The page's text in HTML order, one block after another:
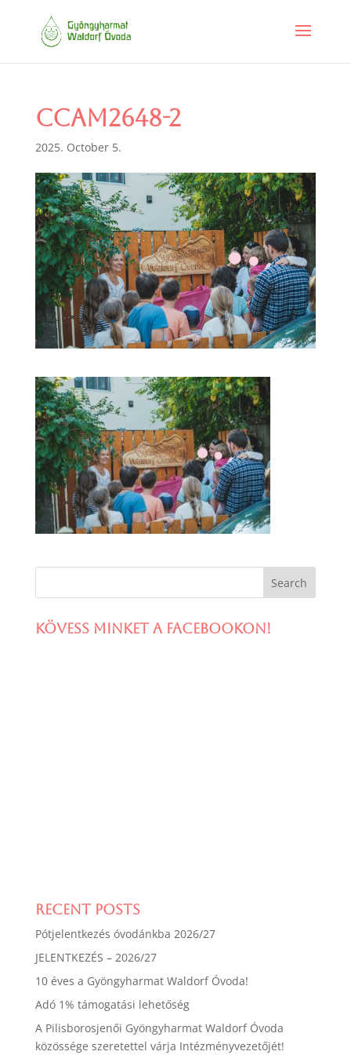
CCAM2648-2
2025. October 5.
Kövess minket a facebookon!
Recent Posts
Pótjelentkezés óvodánkba 2026/27
JELENTKEZÉS – 2026/27
10 éves a Gyöngyharmat Waldorf Óvoda!
Adó 1% támogatási lehetőség
A Pilisborosjenői Gyöngyharmat Waldorf Óvoda
közössége szeretettel várja Intézményvezetőjét!